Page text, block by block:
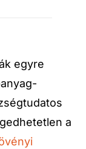
egyre
a